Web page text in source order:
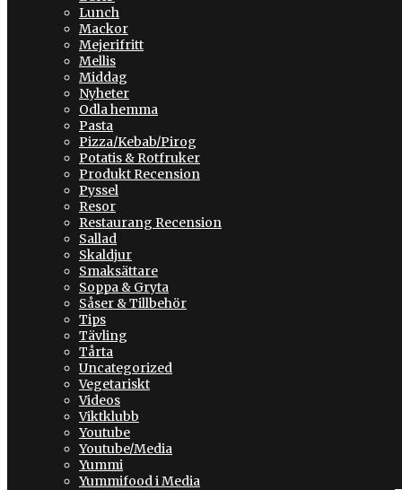
Lunch
Mackor
Mejerifritt
Mellis
Middag
Nyheter
Odla hemma
Pasta
Pizza/Kebab/Pirog
Potatis & Rotfruker
Produkt Recension
Pyssel
Resor
Restaurang Recension
Sallad
Skaldjur
Smaksättare
Soppa & Gryta
Såser & Tillbehör
Tips
Tävling
Tårta
Uncategorized
Vegetariskt
Videos
Viktklubb
Youtube
Youtube/Media
Yummi
Yummifood i Media